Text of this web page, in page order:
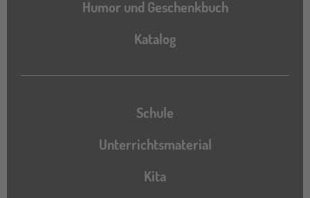
Humor und Geschenkbuch
Katalog
Katalog
Schule
Unterrichtsmaterial
Kita